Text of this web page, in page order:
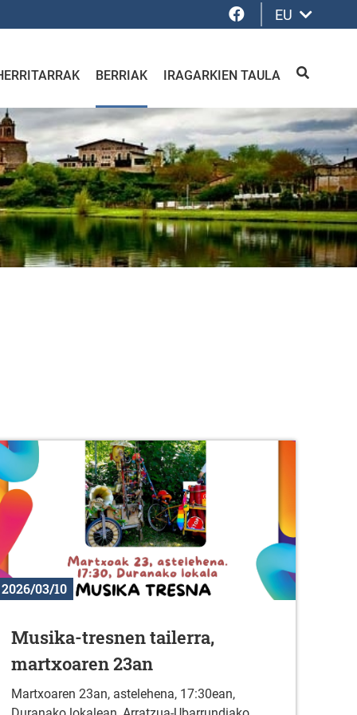
Facebook
EU
BERRIAK IRAGARKIEN TAULA BILATU
2026/03/10
Musika-tresnen tailerra,
martxoaren 23an
Martxoaren 23an, astelehena, 17:30ean,